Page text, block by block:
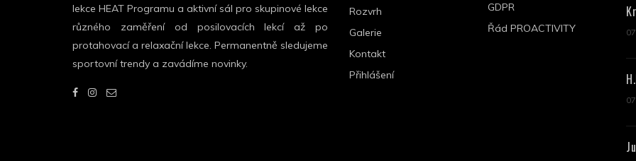
lekce HEAT Programu a aktivní sál pro skupinové lekce
různého zaměření od posilovacích lekcí až po
protahovací a relaxační lekce. Permanentně sledujeme
sportovní trendy a zavádíme novinky.
Rozvrh
Galerie
Kontakt
Přihlášení
GDPR
Řád PROACTIVITY